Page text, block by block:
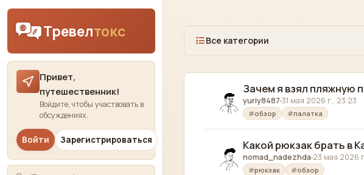
Skip to content
Тревелтокс
Привет,
путешественник!
Войдите, чтобы участвовать в
обсуждениях.
Войти Зарегистрироваться
Все категории
Зачем я взял пляжную
yuriy8487 31 мая 2026 г., 23:23
обзор палатка
Какой рюкзак брать в
nomad_nadezhda 23 мая 2026
рюкзак обзор